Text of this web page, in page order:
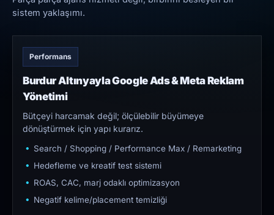
sistem yaklaşımı.
Performans
Burdur Altınyayla Google Ads & Meta Reklam
Yönetimi
Bütçeyi harcamak değil; ölçülebilir büyümeye
dönüştürmek için yapı kurarız.
Search / Shopping / Performance Max / Remarketing
Hedefleme ve kreatif test sistemi
ROAS, CAC, marj odaklı optimizasyon
Negatif kelime/placement temizliği